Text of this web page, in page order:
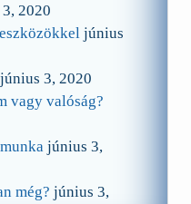
2020
június
június 3, 2020
vagy valóság?
június 3,
még? június 3,